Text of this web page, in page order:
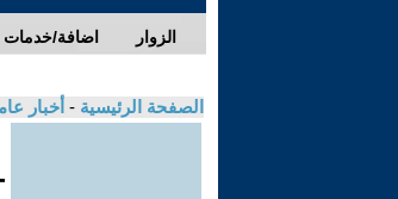
اضافة/خدمات الزوار
الصفحة الرئيسية - أخبار